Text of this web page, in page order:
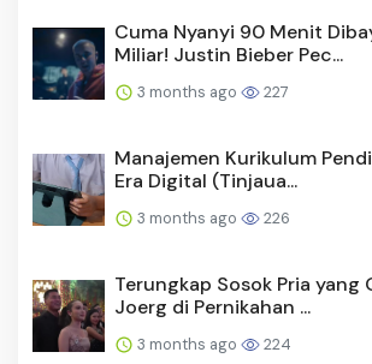
Cuma Nyanyi 90 Menit
Miliar! Justin Bieber Pec...
3 months ago 227
Manajemen Kurikulum
Era Digital (Tinjaua...
3 months ago 226
Terungkap Sosok Pria yang
Joerg di Pernikahan ...
3 months ago 224